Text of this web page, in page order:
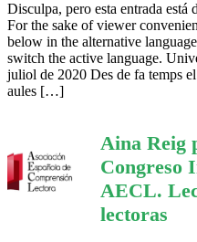
Disculpa, pero esta entrada está
For the sake of viewer
below in the alternative
switch the active language.
juliol de 2020 Des de fa temps
aules […]
Aina Reig
Congreso
AECL.
lectoras